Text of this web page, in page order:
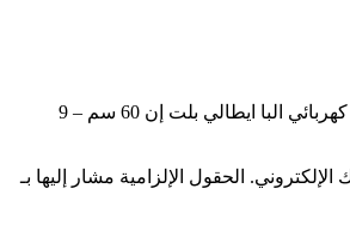
كن أول من يقيم “فرن كهربائي البا ايطالي بلت إن 60 سم – 9
الإلكتروني. الحقول الإلزامية مشار إليها بـ